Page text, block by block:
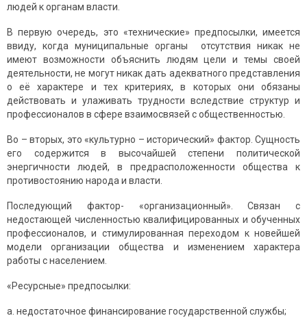
людей к органам власти.
В первую очередь, это «технические» предпосылки, имеется
ввиду, когда муниципальные органы отсутcтвия никак не
имеют возможности объяснить людям цели и темы своей
деятельности, не могут никак дать адекватного представления
о её характере и тех критериях, в которых они обязаны
действовать и улаживать трудности вследствие структур и
профессионалов в сфере взаимосвязей с общественностью.
Во – вторых, это «культурно – исторический» фактор. Сущность
его содержится в высочайшей степени политической
энергичности людей, в предрасположенности общества к
противостоянию народа и власти.
Последующий фактор- «организационный». Связан с
недостающей численностью квалифицированных и обученных
профессионалов, и стимулированная переходом к новейшей
модели организации общества и изменением характера
работы с населением.
«Ресурсные» предпосылки:
недостаточное финансирование государственной службы;